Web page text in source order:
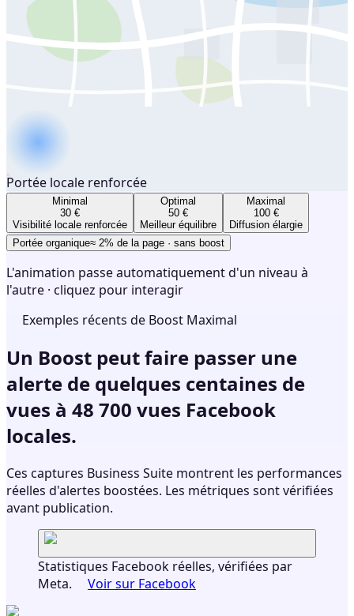
Portée locale renforcée
Minimal
30 €
Visibilité locale renforcée
Optimal
50 €
Meilleur équilibre
Maximal
100 €
Diffusion élargie
Portée organique≈ 2% de la page · sans boost
L'animation passe automatiquement d'un niveau à
l'autre · cliquez pour interagir
Exemples récents de Boost Maximal
Un Boost peut faire passer une
alerte de quelques centaines de
vues à 48 700 vues Facebook
locales.
Ces captures Business Suite montrent les performances
réelles d'alertes boostées. Les métriques sont vérifiées
avant publication.
Statistiques Facebook réelles, vérifiées par
Meta.
Voir sur Facebook